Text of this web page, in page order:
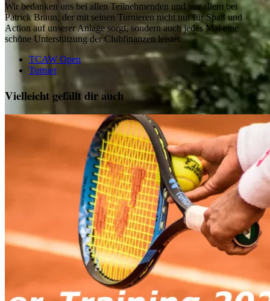
Wir bedanken uns bei allen Teilnehmenden und vor allem bei
Patrick Braun, der mit seinen Turnieren nicht nur für Spaß und
Action auf unserer Anlage sorgt, sondern auch jedes Mal eine
schöne Unterstützung der Clubfinanzen leistet.
TCAW Open
Turnier
Vielleicht gefällt dir auch